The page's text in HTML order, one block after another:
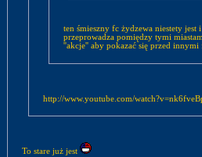
ten śmieszny fc żydzewa niestety
przeprowadza pomiędzy tymi
''akcje'' aby pokazać się przed innymi
http://www.youtube.com/
To stare już jest